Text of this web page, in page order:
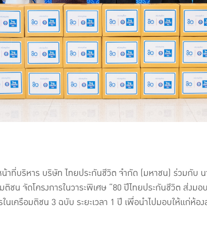
น้าที่บริหาร บริษัท ไทยประกันชีวิต จำกัด (มหาชน) ร่วมกับ
น จัดโครงการในวาระพิเศษ “80 ปีไทยประกันชีวิต ส่งม
ครือมติชน 3 ฉบับ ระยะเวลา 1 ปี เพื่อนำไปมอบให้แก่ห้อง